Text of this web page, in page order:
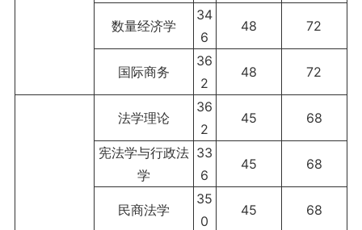
数量经济学
34
6
48 72
国际商务
36
2
48 72
法学理论
36
2
45 68
宪法学与行政法
学
33
6
45 68
民商法学
35
0
45 68